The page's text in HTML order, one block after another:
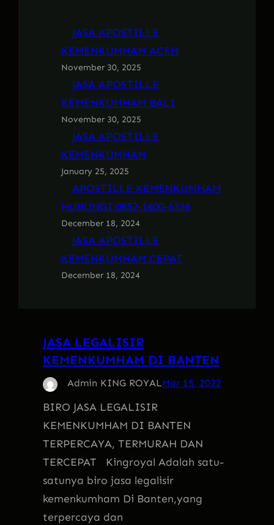
JASA APOSTILLE
KEMENKUMHAM ACEH
November 30, 2025
JASA APOSTILLE
KEMENKUMHAM BALI
November 30, 2025
JASA APOSTILLE
KEMENKUMHAM
January 25, 2025
APOSTILLE KEMENKUMHAM
HUBUNGI 0852-1600-6336
December 18, 2024
JASA APOSTILLE
KEMENKUMHAM CEPAT
December 18, 2024
JASA LEGALISIR
KEMENKUMHAM DI BANTEN
Admin KING ROYALMar 15, 2022
BIRO JASA LEGALISIR
KEMENKUMHAM DI BANTEN
TERPERCAYA, TERMURAH DAN
TERCEPAT Kingroyal Adalah satu-
satunya biro jasa legalisir
kemenkumham Di Banten,yang
terpercaya dan